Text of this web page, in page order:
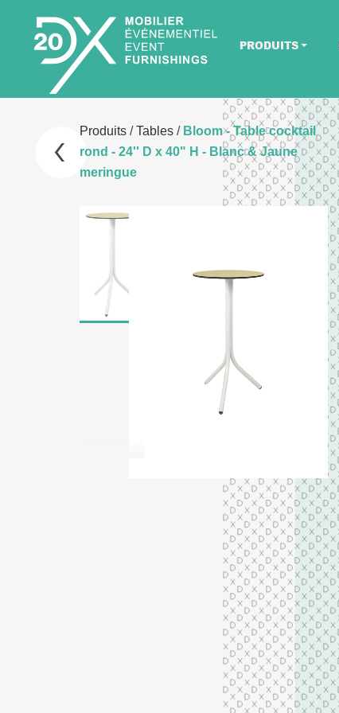
PRODUITS
Produits/Tables/ Bloom - Table cocktail
rond - 24'' D x 40" H - Blanc & Jaune
meringue